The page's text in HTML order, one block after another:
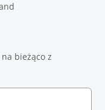
bieżąco z